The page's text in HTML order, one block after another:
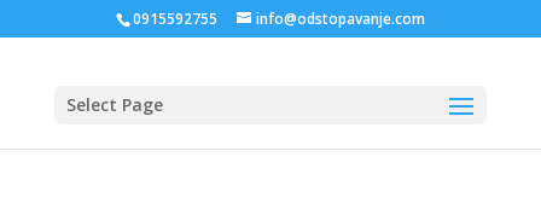
0915592755 info@odstopavanje.com
Select Page